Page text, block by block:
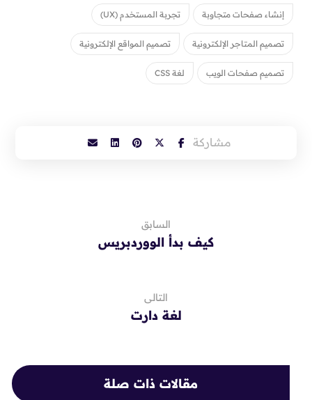
إنشاء صفحات متجاوبة تجربة المستخدم (UX)
تصميم المتاجر الإلكترونية تصميم المواقع الإلكترونية
تصميم صفحات الويب لغة CSS
السابق
كيف بدأ الووردبريس
التالى
لغة دارت
مقالات ذات صلة